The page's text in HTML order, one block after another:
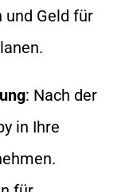
und Geld für
: Nach der
in Ihre